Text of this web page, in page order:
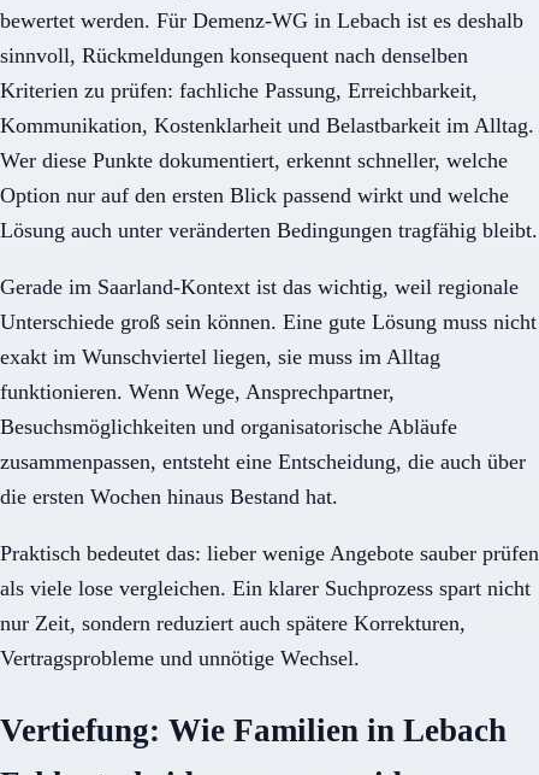
bewertet werden. Für Demenz-WG in Lebach ist es deshalb
sinnvoll, Rückmeldungen konsequent nach denselben
Kriterien zu prüfen: fachliche Passung, Erreichbarkeit,
Kommunikation, Kostenklarheit und Belastbarkeit im Alltag.
Wer diese Punkte dokumentiert, erkennt schneller, welche
Option nur auf den ersten Blick passend wirkt und welche
Lösung auch unter veränderten Bedingungen tragfähig bleibt.
Gerade im Saarland-Kontext ist das wichtig, weil regionale
Unterschiede groß sein können. Eine gute Lösung muss nicht
exakt im Wunschviertel liegen, sie muss im Alltag
funktionieren. Wenn Wege, Ansprechpartner,
Besuchsmöglichkeiten und organisatorische Abläufe
zusammenpassen, entsteht eine Entscheidung, die auch über
die ersten Wochen hinaus Bestand hat.
Praktisch bedeutet das: lieber wenige Angebote sauber prüfen
als viele lose vergleichen. Ein klarer Suchprozess spart nicht
nur Zeit, sondern reduziert auch spätere Korrekturen,
Vertragsprobleme und unnötige Wechsel.
Vertiefung: Wie Familien in Lebach